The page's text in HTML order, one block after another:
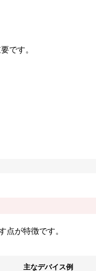
です。
点が特徴です。
主なデバイス例